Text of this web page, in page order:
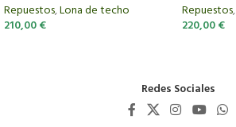
Repuestos,Lona de techo
210,00€
Repuestos,
220,00€
Redes Sociales